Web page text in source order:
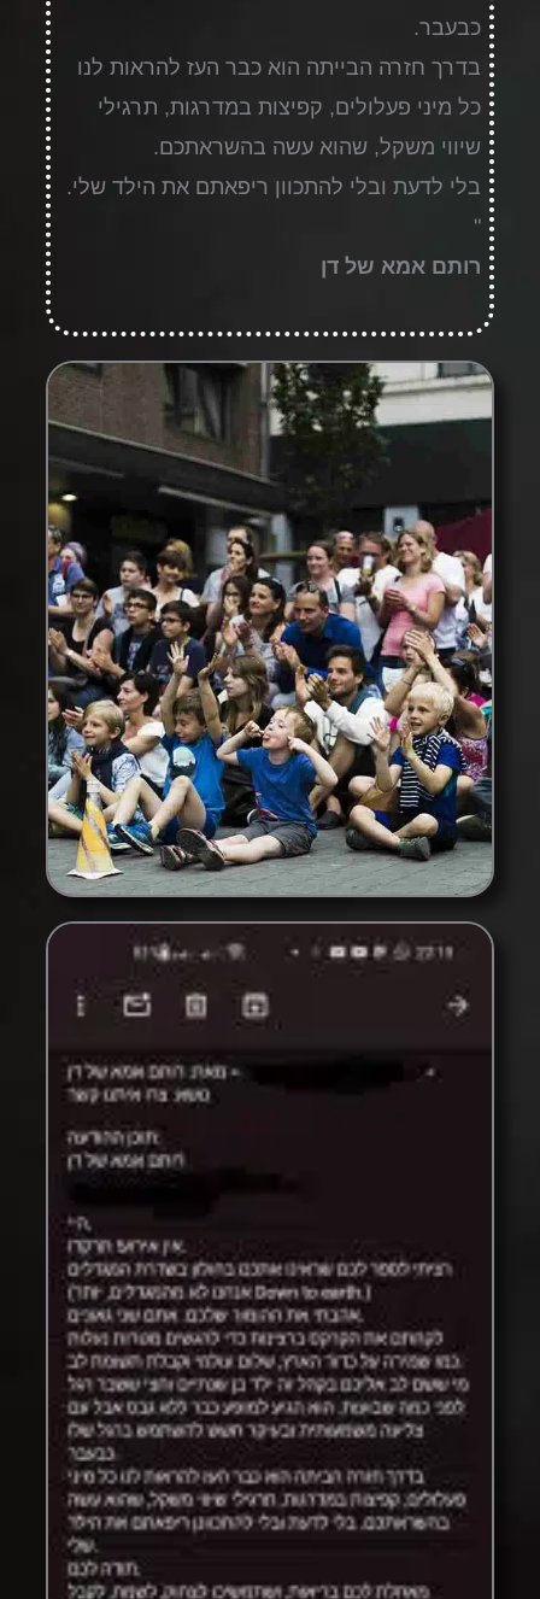
כבעבר.
בדרך חזרה הבייתה הוא כבר העז להראות לנו
כל מיני פעלולים, קפיצות במדרגות, תרגילי
שיווי משקל, שהוא עשה בהשראתכם.
בלי לדעת ובלי להתכוון ריפאתם את הילד שלי.
"
רותם אמא של דן